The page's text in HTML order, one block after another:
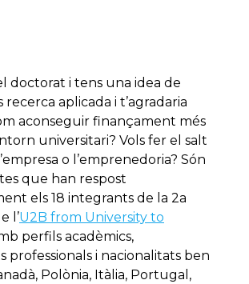
doctorat i tens una idea de
recerca aplicada i t’agradaria
aconseguir finançament més
universitari? Vols fer el salt
o l’emprenedoria? Són
que han respost
els 18 integrants de la 2a
l’U2B from University to
perfils acadèmics,
professionals i nacionalitats ben
Polònia, Itàlia, Portugal,